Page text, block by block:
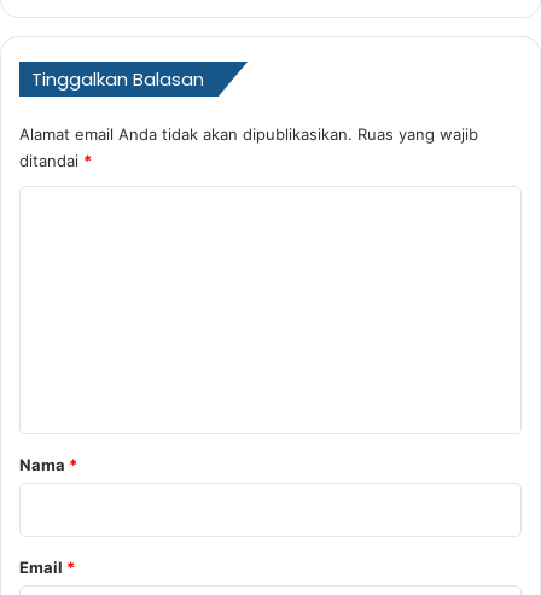
Tinggalkan Balasan
Alamat email Anda tidak akan dipublikasikan. Ruas yang wajib
ditandai *
r
Nama *
Email *